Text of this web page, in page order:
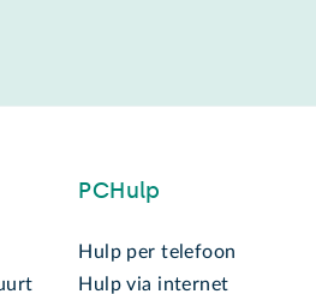
PCHulp
Hulp per telefoon
Hulp via internet